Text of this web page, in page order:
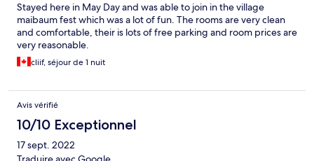
Stayed here in May Day and was able to join in the village
maibaum fest which was a lot of fun. The rooms are very clean
and comfortable, their is lots of free parking and room prices are
very reasonable.
cliif, séjour de 1 nuit
Avis vérifié
10/10 Exceptionnel
17 sept. 2022